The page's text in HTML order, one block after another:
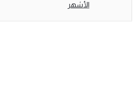
الأشهر